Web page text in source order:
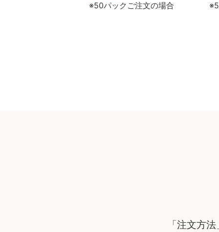
※50パックご注文の場合
「注文方